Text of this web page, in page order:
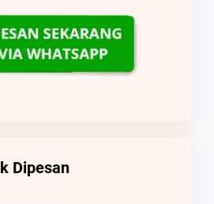
Dipesan